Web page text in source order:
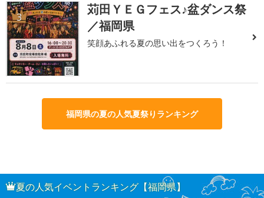
3
苅田ＹＥＧフェス♪盆ダンス祭
／福岡県
笑顔あふれる夏の思い出をつくろう！
福岡県の夏の人気夏祭りランキング
夏の人気イベントランキング【福岡県】